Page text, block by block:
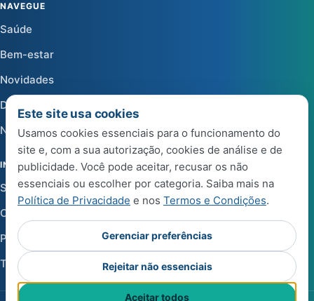
NAVEGUE
Saúde
Bem-estar
Novidades
Dicas
Notícias
INSTITUCIONAL
Sobre a Life Center Shop
Central de Ajuda
Política de Privacidade
Termos e Condições de Uso
Este site usa cookies
Usamos cookies essenciais para o funcionamento do
site e, com a sua autorização, cookies de análise e de
publicidade. Você pode aceitar, recusar os não
essenciais ou escolher por categoria. Saiba mais na
Política de Privacidade e nos Termos e Condições.
Gerenciar preferências
Rejeitar não essenciais
Aceitar todos